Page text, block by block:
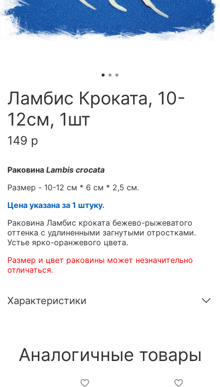
Ламбис Кроката, 10-
12см, 1шт
149 р
Раковина Lambis crocata
Размер - 10-12 см * 6 см * 2,5 см.
Цена указана за 1 штуку.
Раковина Ламбис кроката бежево-рыжеватого
оттенка с удлиненными загнутыми отростками.
Устье ярко-оранжевого цвета.
Размер и цвет раковины может незначительно
отличаться.
Характеристики
Аналогичные товары